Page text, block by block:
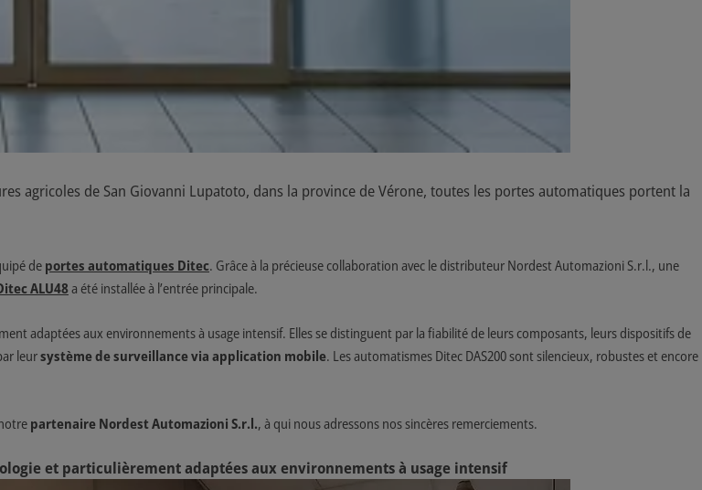
agricoles de San Giovanni Lupatoto, dans la province de Vérone, toutes les portes automatiques portent la
de portes automatiques Ditec. Grâce à la précieuse collaboration avec le distributeur Nordest Automazioni S.r.l., une
ALU48a été installée à l’entrée principale.
adaptées aux environnements à usage intensif. Elles se distinguent par la fiabilité de leurs composants, leurs dispositifs de
leursystème de surveillance via application mobile. Les automatismes Ditec DAS200 sont silencieux, robustes et encore
partenaire Nordest Automazioni S.r.l., à qui nous adressons nos sincères remerciements.
et particulièrement adaptées aux environnements à usage intensif